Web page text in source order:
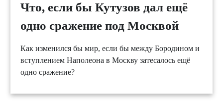
Что, если бы Кутузов дал ещё
одно сражение под Москвой
Как изменился бы мир, если бы между Бородином и
вступлением Наполеона в Москву затесалось ещё
одно сражение?